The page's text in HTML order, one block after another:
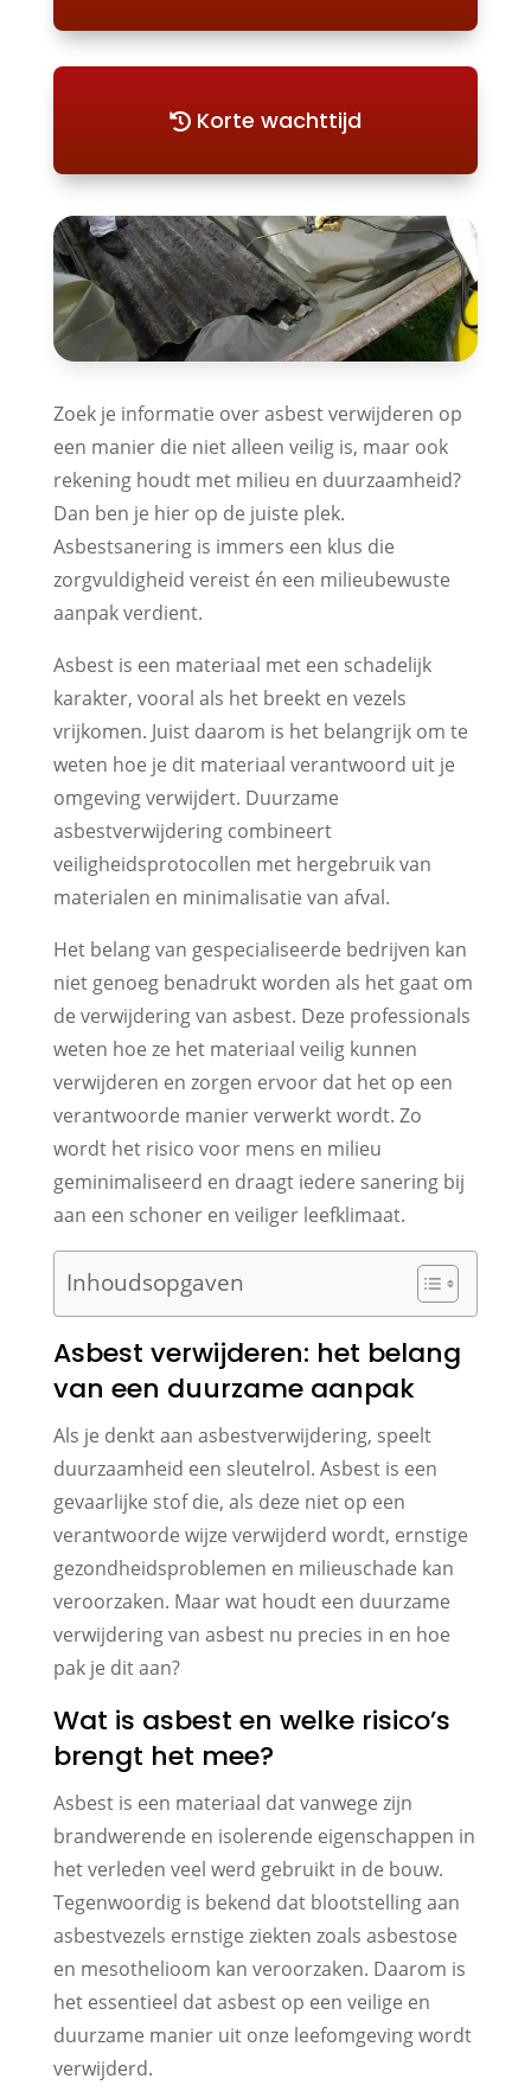
Korte wachttijd
Zoek je informatie over asbest verwijderen op
een manier die niet alleen veilig is, maar ook
rekening houdt met milieu en duurzaamheid?
Dan ben je hier op de juiste plek.
Asbestsanering is immers een klus die
zorgvuldigheid vereist én een milieubewuste
aanpak verdient.
Asbest is een materiaal met een schadelijk
karakter, vooral als het breekt en vezels
vrijkomen. Juist daarom is het belangrijk om te
weten hoe je dit materiaal verantwoord uit je
omgeving verwijdert. Duurzame
asbestverwijdering combineert
veiligheidsprotocollen met hergebruik van
materialen en minimalisatie van afval.
Het belang van gespecialiseerde bedrijven kan
niet genoeg benadrukt worden als het gaat om
de verwijdering van asbest. Deze professionals
weten hoe ze het materiaal veilig kunnen
verwijderen en zorgen ervoor dat het op een
verantwoorde manier verwerkt wordt. Zo
wordt het risico voor mens en milieu
geminimaliseerd en draagt iedere sanering bij
aan een schoner en veiliger leefklimaat.
Inhoudsopgaven
Asbest verwijderen: het belang
van een duurzame aanpak
Als je denkt aan asbestverwijdering, speelt
duurzaamheid een sleutelrol. Asbest is een
gevaarlijke stof die, als deze niet op een
verantwoorde wijze verwijderd wordt, ernstige
gezondheidsproblemen en milieuschade kan
veroorzaken. Maar wat houdt een duurzame
verwijdering van asbest nu precies in en hoe
pak je dit aan?
Wat is asbest en welke risico’s
brengt het mee?
Asbest is een materiaal dat vanwege zijn
brandwerende en isolerende eigenschappen in
het verleden veel werd gebruikt in de bouw.
Tegenwoordig is bekend dat blootstelling aan
asbestvezels ernstige ziekten zoals asbestose
en mesothelioom kan veroorzaken. Daarom is
het essentieel dat asbest op een veilige en
duurzame manier uit onze leefomgeving wordt
verwijderd.